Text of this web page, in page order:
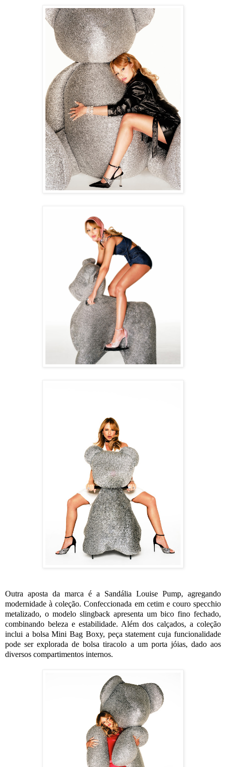
Outra aposta da marca é a Sandália Louise Pump, agregando
modernidade à coleção. Confeccionada em cetim e couro specchio
metalizado, o modelo slingback apresenta um bico fino fechado,
combinando beleza e estabilidade. Além dos calçados, a coleção
inclui a bolsa Mini Bag Boxy, peça statement cuja funcionalidade
pode ser explorada de bolsa tiracolo a um porta jóias, dado aos
diversos compartimentos internos.